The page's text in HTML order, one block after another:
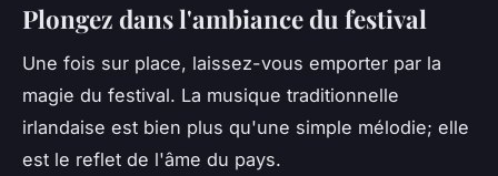
Plongez dans l'ambiance du festival
Une fois sur place, laissez-vous emporter par la
magie du festival. La musique traditionnelle
irlandaise est bien plus qu'une simple mélodie; elle
est le reflet de l'âme du pays.